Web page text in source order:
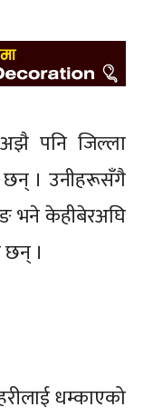
पनि जिल्ला
छन् । उनीहरूसँगै
भने केहीबेरअघि
छन् ।
धम्काएको